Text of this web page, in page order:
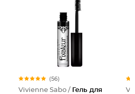
(56)
Vivienne Sabo / Гель для